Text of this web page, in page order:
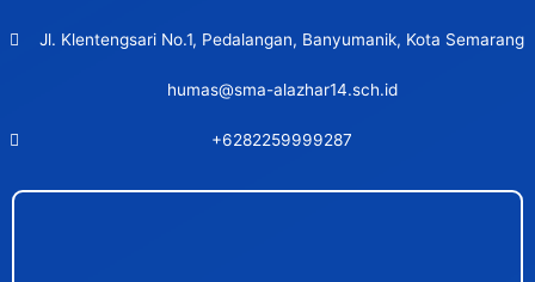
Jl. Klentengsari No.1, Pedalangan, Banyumanik, Kota Semarang
humas@sma-alazhar14.sch.id
+6282259999287